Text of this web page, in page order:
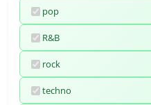
pop
R&B
rock
techno